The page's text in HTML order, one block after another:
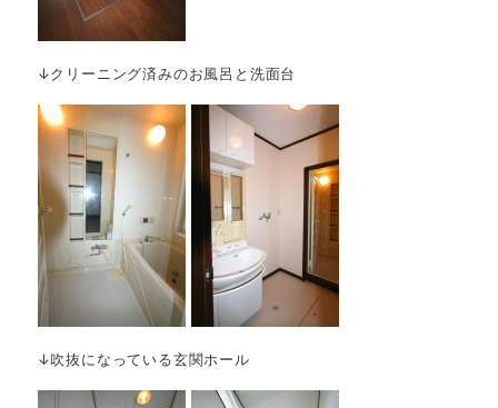
↓クリーニング済みのお風呂と洗面台
↓吹抜になっている玄関ホール